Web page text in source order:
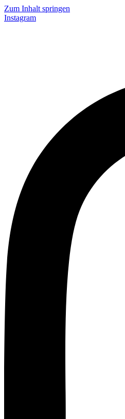
Zum Inhalt springen
Instagram